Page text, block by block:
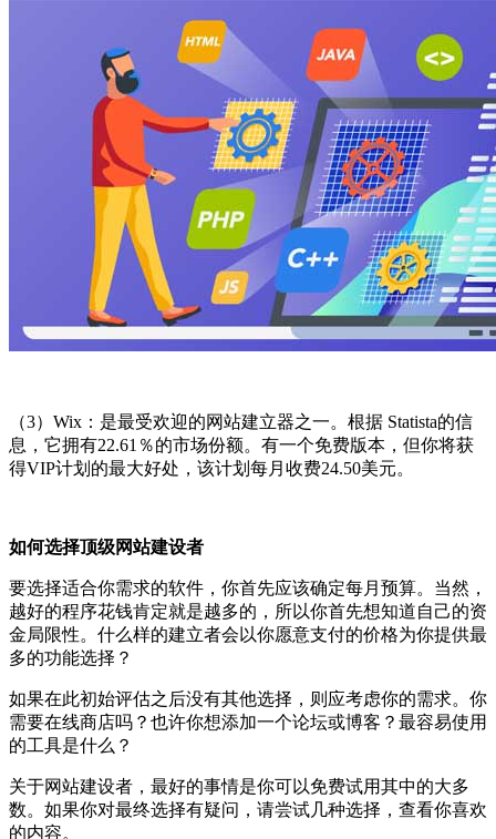
（3）Wix：是最受欢迎的网站建立器之一。根据 Statista的信
息，它拥有22.61％的市场份额。有一个免费版本，但你将获
得VIP计划的最大好处，该计划每月收费24.50美元。
如何选择顶级网站建设者
要选择适合你需求的软件，你首先应该确定每月预算。当然，
越好的程序花钱肯定就是越多的，所以你首先想知道自己的资
金局限性。什么样的建立者会以你愿意支付的价格为你提供最
多的功能选择？
如果在此初始评估之后没有其他选择，则应考虑你的需求。你
需要在线商店吗？也许你想添加一个论坛或博客？最容易使用
的工具是什么？
关于网站建设者，最好的事情是你可以免费试用其中的大多
数。如果你对最终选择有疑问，请尝试几种选择，查看你喜欢
的内容。